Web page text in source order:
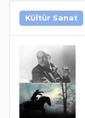
Kültür Sanat